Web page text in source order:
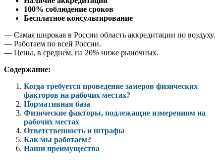
100% соблюдение сроков
Бесплатное консультирование
— Самая широкая в России область аккредитации по воздуху.
— Работаем по всей России.
— Цены, в среднем, на 20% ниже рыночных.
Содержание:
Когда требуется проведение замеров физических
факторов на рабочих местах?
Нормативная база
Физические факторы, подлежащие измерениям на
рабочих местах
Ответственность и штрафы
Как мы работаем?
Наши преимущества